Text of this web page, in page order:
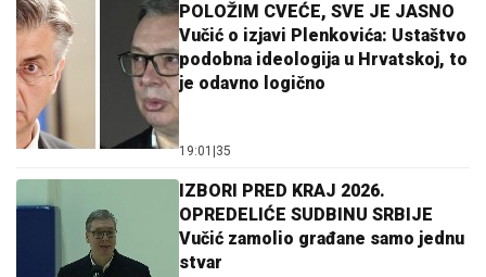
POLOŽIM CVEĆE, SVE JE JASNO
Vučić o izjavi Plenkovića: Ustaštvo
podobna ideologija u Hrvatskoj, to
je odavno logično
19:01 35
IZBORI PRED KRAJ 2026.
OPREDELIĆE SUDBINU SRBIJE
Vučić zamolio građane samo jednu
stvar